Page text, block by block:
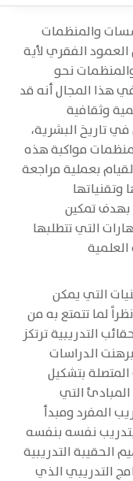
والمنظمات
الفقري لأية
نحو
هذا المجال أنه قد
وثقافية
تاريخ البشرية،
مواكبة هذه
بعملية مراجعة
وتقنياتها
بهدف تمكين
التي تتطلبها
التي يمكن
لما تتمتع به من
التدريبية ترتكز
الدراسات
المتصلة بتشكيل
التي
المفرد ومبدأ
نفسه بنفسه
التدريبية
التدريبي الذي